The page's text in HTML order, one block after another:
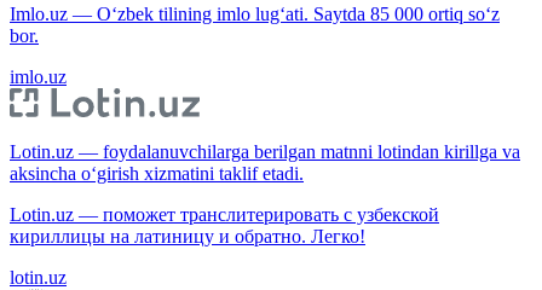
Imlo.uz — O‘zbek tilining imlo lug‘ati. Saytda 85 000 ortiq so‘z
bor.
imlo.uz
Lotin.uz — foydalanuvchilarga berilgan matnni lotindan kirillga va
aksincha o‘girish xizmatini taklif etadi.
Lotin.uz — поможет транслитерировать с узбекской
кириллицы на латиницу и обратно. Легко!
lotin.uz